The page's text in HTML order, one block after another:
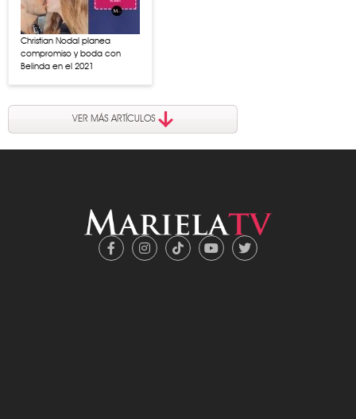
Christian Nodal planea
compromiso y boda con
Belinda en el 2021
VER MÁS ARTÍCULOS